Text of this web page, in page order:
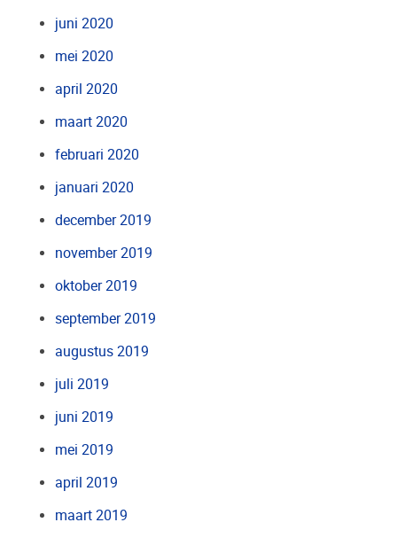
juni 2020
mei 2020
april 2020
maart 2020
februari 2020
januari 2020
december 2019
november 2019
oktober 2019
september 2019
augustus 2019
juli 2019
juni 2019
mei 2019
april 2019
maart 2019